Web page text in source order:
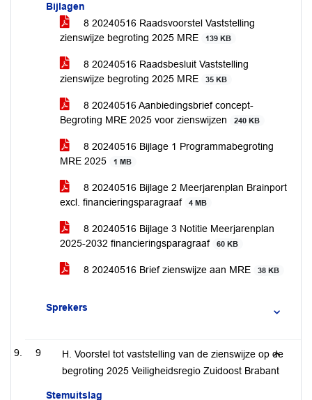
Bijlagen
8 20240516 Raadsvoorstel Vaststelling
zienswijze begroting 2025 MRE
139 KB
8 20240516 Raadsbesluit Vaststelling
zienswijze begroting 2025 MRE
35 KB
8 20240516 Aanbiedingsbrief concept-
Begroting MRE 2025 voor zienswijzen
240 KB
8 20240516 Bijlage 1 Programmabegroting
MRE 2025
1 MB
8 20240516 Bijlage 2 Meerjarenplan Brainport
excl. financieringsparagraaf
4 MB
8 20240516 Bijlage 3 Notitie Meerjarenplan
2025-2032 financieringsparagraaf
60 KB
8 20240516 Brief zienswijze aan MRE 38 KB
Sprekers
9
H. Voorstel tot vaststelling van de zienswijze op de
begroting 2025 Veiligheidsregio Zuidoost Brabant
Stemuitslag